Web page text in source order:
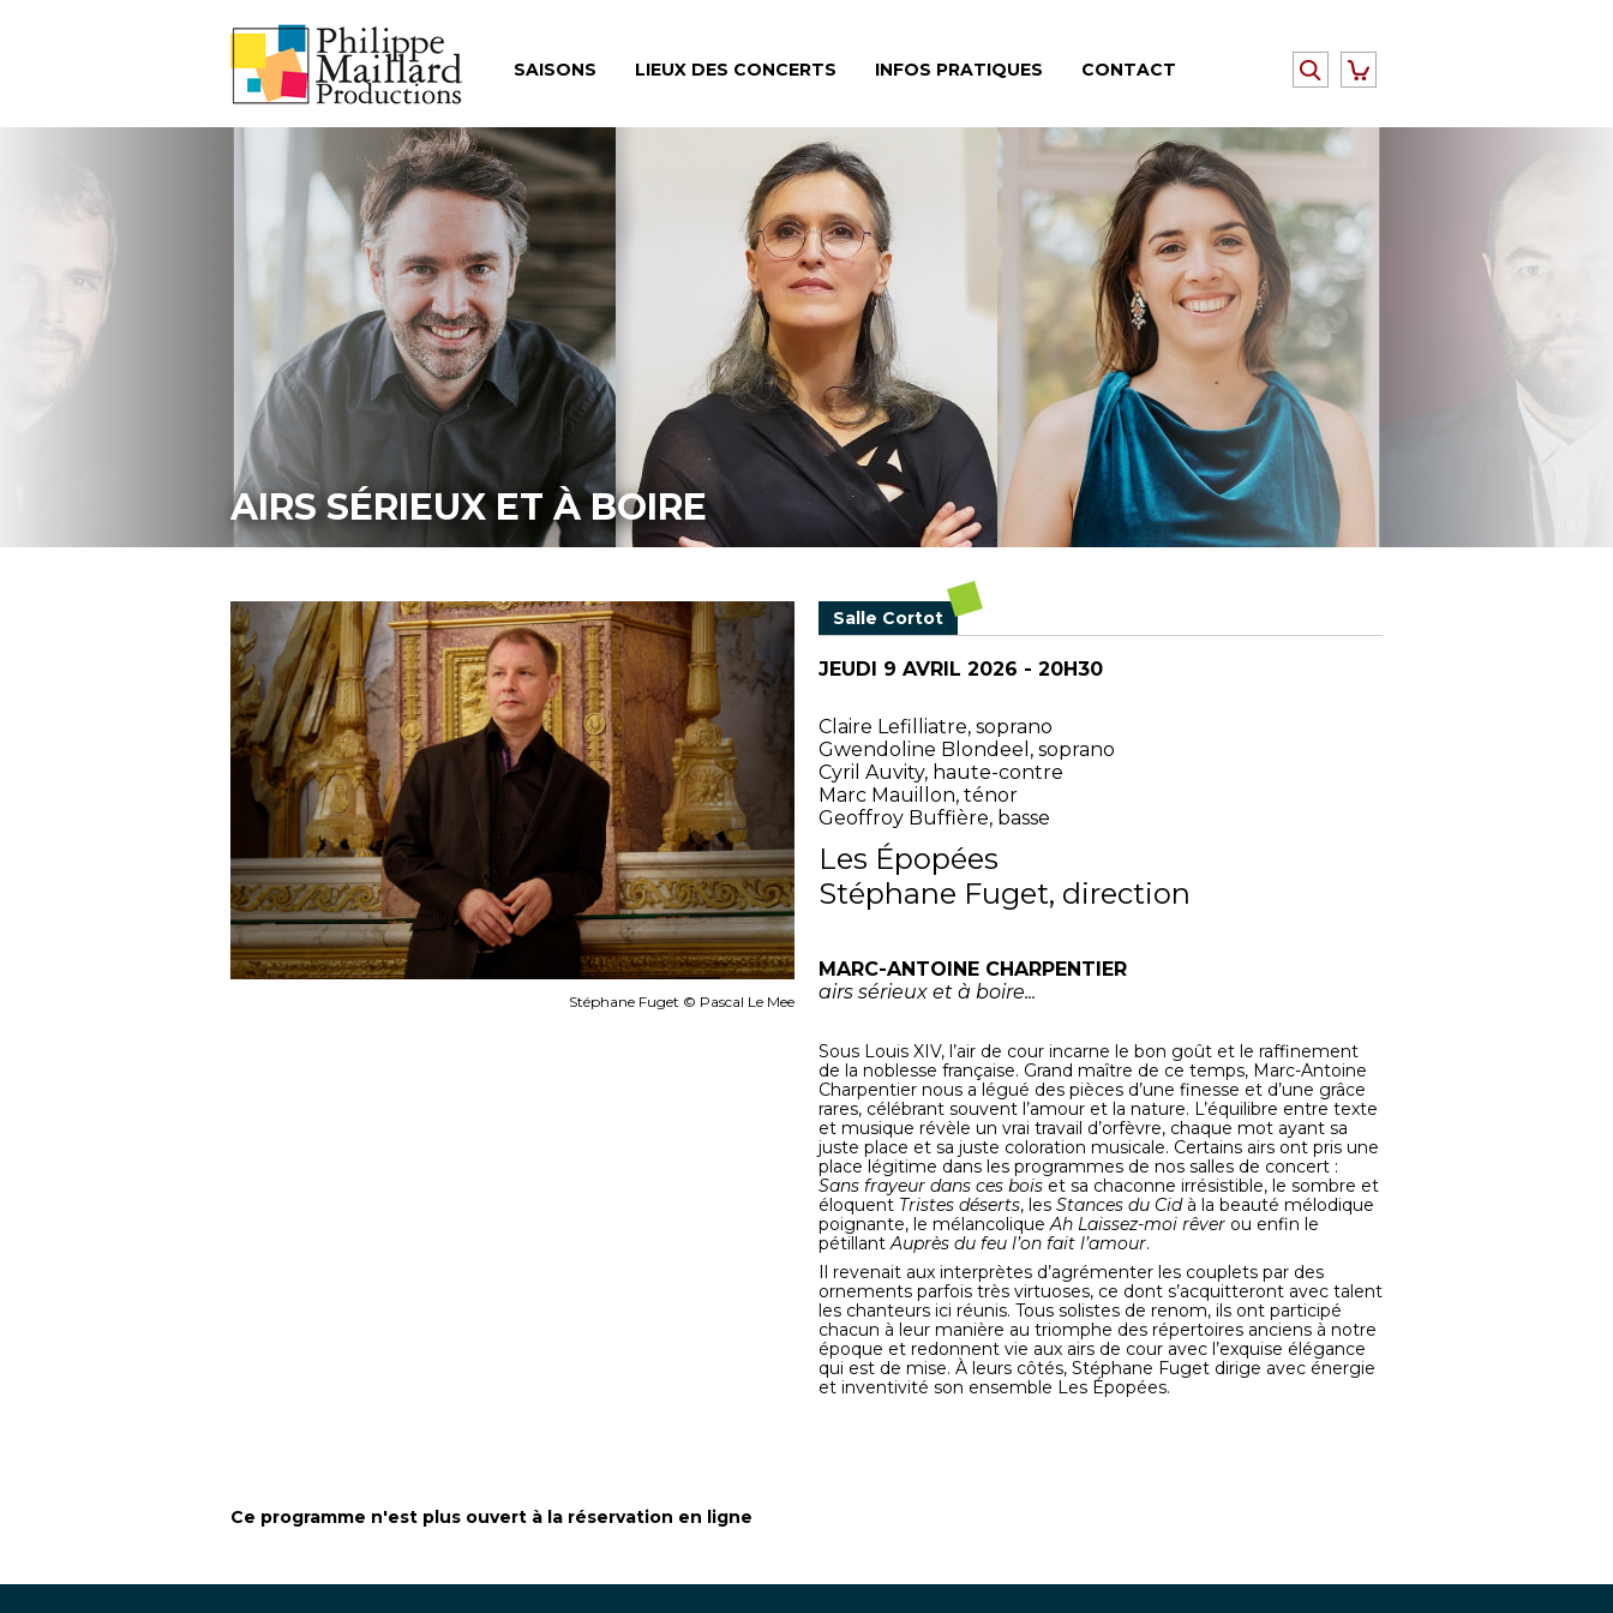
SAISONS LIEUX DES CONCERTS INFOS PRATIQUES CONTACT
AIRS SÉRIEUX ET À BOIRE
Stéphane Fuget © Pascal Le Mee
Salle Cortot
JEUDI 9 AVRIL 2026 - 20H30
Claire Lefilliatre, soprano
Gwendoline Blondeel, soprano
Cyril Auvity, haute-contre
Marc Mauillon, ténor
Geoffroy Buffière, basse
Les Épopées
Stéphane Fuget, direction
MARC-ANTOINE CHARPENTIER
airs sérieux et à boire...
Sous Louis XIV, l’air de cour incarne le bon goût et le raffinement
de la noblesse française. Grand maître de ce temps, Marc-Antoine
Charpentier nous a légué des pièces d’une finesse et d’une grâce
rares, célébrant souvent l’amour et la nature. L’équilibre entre texte
et musique révèle un vrai travail d’orfèvre, chaque mot ayant sa
juste place et sa juste coloration musicale. Certains airs ont pris une
place légitime dans les programmes de nos salles de concert :
Sans frayeur dans ces bois et sa chaconne irrésistible, le sombre et
éloquent Tristes déserts, les Stances du Cidà la beauté mélodique
poignante, le mélancoliqueAh Laissez-moi rêver ou enfin le
pétillantAuprès du feu l’on fait l’amour.
Il revenait aux interprètes d’agrémenter les couplets par des
ornements parfois très virtuoses, ce dont s’acquitteront avec talent
les chanteurs ici réunis. Tous solistes de renom, ils ont participé
chacun à leur manière au triomphe des répertoires anciens à notre
époque et redonnent vie aux airs de cour avec l’exquise élégance
qui est de mise. À leurs côtés, Stéphane Fuget dirige avec énergie
et inventivité son ensemble Les Épopées.
Ce programme n'est plus ouvert à la réservation en ligne